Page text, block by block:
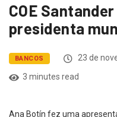
COE
presidenta
BANCOS 23 de
3 minutes read
Ana Botín fez uma